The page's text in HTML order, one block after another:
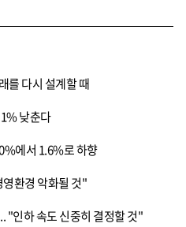
를 다시 설계할 때
낮춘다
에서 1.6%로 하향
환경 악화될 것"
"인하 속도 신중히 결정할 것"